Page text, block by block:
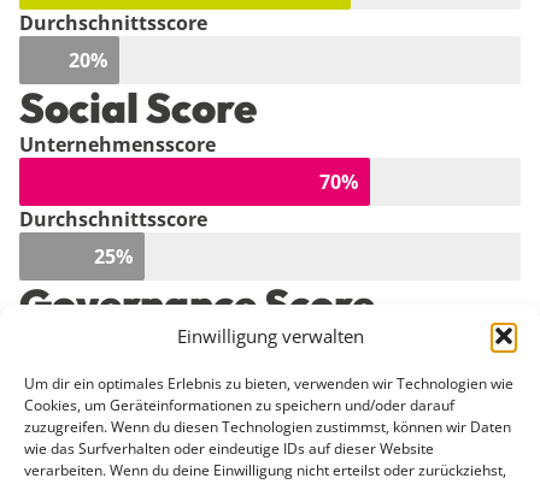
Einwilligung verwalten
Um dir ein optimales Erlebnis zu bieten, verwenden wir Technologien wie
Cookies, um Geräteinformationen zu speichern und/oder darauf
zuzugreifen. Wenn du diesen Technologien zustimmst, können wir Daten
wie das Surfverhalten oder eindeutige IDs auf dieser Website
verarbeiten. Wenn du deine Einwilligung nicht erteilst oder zurückziehst,
Durchschnittsscore
20%
Social Score
Unternehmensscore
70%
Durchschnittsscore
25%
Governance Score
Unternehmensscore
17%
Durchschnittsscore
11%